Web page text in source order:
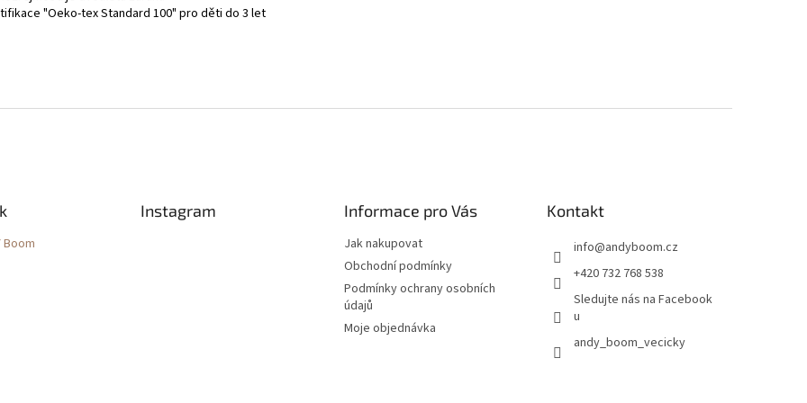
"Oeko-tex Standard 100" pro děti do 3 let
Boom
Instagram Informace pro Vás
Jak nakupovat
Obchodní podmínky
Podmínky ochrany osobních
údajů
Moje objednávka
Kontakt
info@andyboom.cz
+420 732 768 538
Sledujte nás na Facebook
u
andy_boom_vecicky